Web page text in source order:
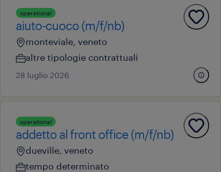
operational
aiuto-cuoco (m/f/nb)
monteviale, veneto
altre tipologie contrattuali
28 luglio 2026
operational
addetto al front office (m/f/nb)
dueville, veneto
tempo determinato